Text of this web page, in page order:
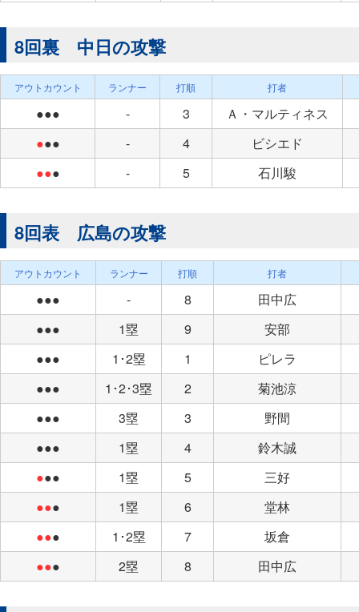
8回裏 中日の攻撃
アウトカウント ランナー 打順 打者
●●● - 3
Ａ・マルティネス
●●● - 4
ビシエド
●●● - 5 石川駿
8回表 広島の攻撃
アウトカウント ランナー 打順 打者
●●● - 8
田中広
●●●
1塁 9
安部
●●●
1･2塁 1
ピレラ
●●●
1･2･3塁 2
菊池涼
●●●
3塁 3
野間
●●●
1塁 4
鈴木誠
●●● 1塁 5
三好
●●● 1塁 6
堂林
●●● 1･2塁 7
坂倉
●●● 2塁 8 田中広